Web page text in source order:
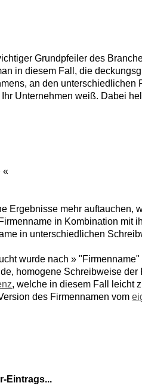
Grundpfeiler des
in diesem Fall, die
an den unterschiedlichen
Unternehmen weiß. Dabei
«
Ergebnisse mehr auftauchen,
in Kombination mit
in unterschiedlichen
wurde nach » "Firmenname"
homogene Schreibweise der
, welche in diesem Fall leicht
des Firmennamen vom
Eintrags...